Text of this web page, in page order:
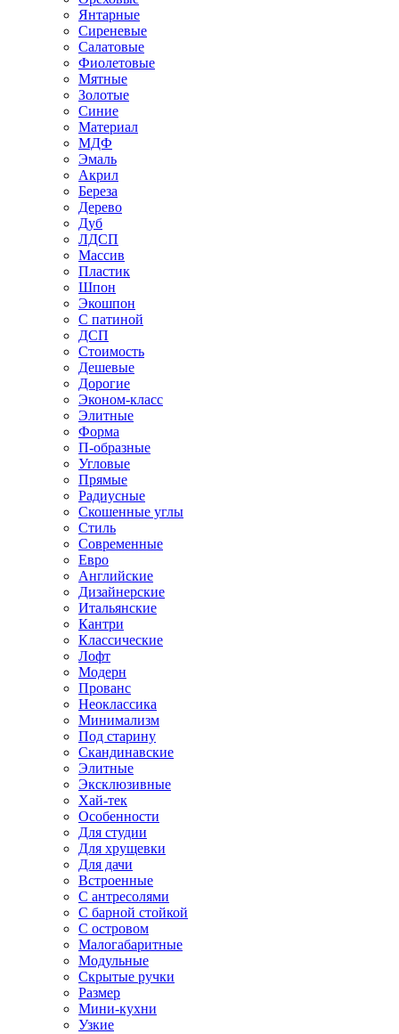
Янтарные
Сиреневые
Салатовые
Фиолетовые
Мятные
Золотые
Синие
Материал
МДФ
Эмаль
Акрил
Береза
Дерево
Дуб
ЛДСП
Массив
Пластик
Шпон
Экошпон
С патиной
ДСП
Стоимость
Дешевые
Дорогие
Эконом-класс
Элитные
Форма
П-образные
Угловые
Прямые
Радиусные
Скошенные углы
Стиль
Современные
Евро
Английские
Дизайнерские
Итальянские
Кантри
Классические
Лофт
Модерн
Прованс
Неоклассика
Минимализм
Под старину
Скандинавские
Элитные
Эксклюзивные
Хай-тек
Особенности
Для студии
Для хрущевки
Для дачи
Встроенные
С антресолями
С барной стойкой
С островом
Малогабаритные
Модульные
Скрытые ручки
Размер
Мини-кухни
Узкие